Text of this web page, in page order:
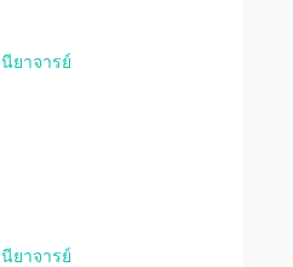
ยาจารย์
ยาจารย์